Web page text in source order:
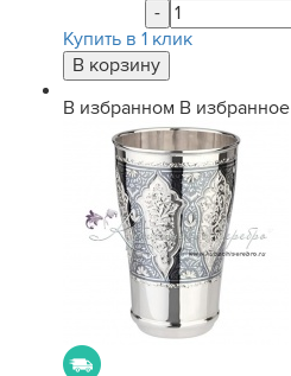
-
Купить в 1 клик
В избранном В избранное